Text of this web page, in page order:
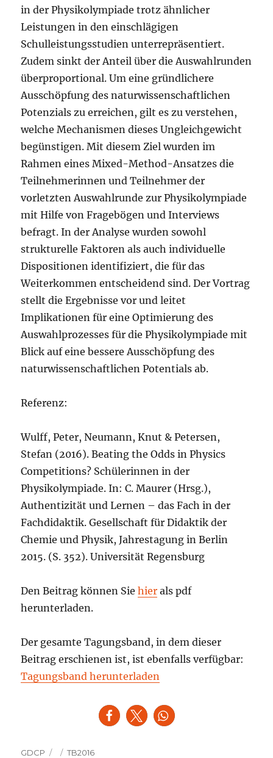
in der Physikolympiade trotz ähnlicher
Leistungen in den einschlägigen
Schulleistungsstudien unterrepräsentiert.
Zudem sinkt der Anteil über die Auswahlrunden
überproportional. Um eine gründlichere
Ausschöpfung des naturwissenschaftlichen
Potenzials zu erreichen, gilt es zu verstehen,
welche Mechanismen dieses Ungleichgewicht
begünstigen. Mit diesem Ziel wurden im
Rahmen eines Mixed-Method-Ansatzes die
Teilnehmerinnen und Teilnehmer der
vorletzten Auswahlrunde zur Physikolympiade
mit Hilfe von Fragebögen und Interviews
befragt. In der Analyse wurden sowohl
strukturelle Faktoren als auch individuelle
Dispositionen identifiziert, die für das
Weiterkommen entscheidend sind. Der Vortrag
stellt die Ergebnisse vor und leitet
Implikationen für eine Optimierung des
Auswahlprozesses für die Physikolympiade mit
Blick auf eine bessere Ausschöpfung des
naturwissenschaftlichen Potentials ab.
Referenz:
Wulff, Peter, Neumann, Knut & Petersen,
Stefan (2016). Beating the Odds in Physics
Competitions? Schülerinnen in der
Physikolympiade. In: C. Maurer (Hrsg.),
Authentizität und Lernen – das Fach in der
Fachdidaktik. Gesellschaft für Didaktik der
Chemie und Physik, Jahrestagung in Berlin
2015. (S. 352). Universität Regensburg
Den Beitrag können Siehier als pdf
herunterladen.
Der gesamte Tagungsband, in dem dieser
Beitrag erschienen ist, ist ebenfalls verfügbar:
Tagungsband herunterladen
Autor
GDCP
Veröffentlicht
Kategorien
TB2016